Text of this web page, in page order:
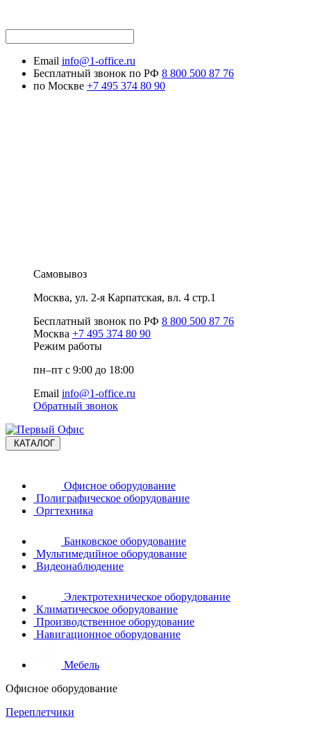
Email info@1-office.ru
Бесплатный звонок по РФ 8 800 500 87 76
по Москве +7 495 374 80 90
Самовывоз
Москва, ул. 2-я Карпатская, вл. 4 стр.1
Бесплатный звонок по РФ 8 800 500 87 76
Москва +7 495 374 80 90
Режим работы
пн–пт с 9:00 до 18:00
Email info@1-office.ru
Обратный звонок
КАТАЛОГ
Офисное оборудование
Полиграфическое оборудование
Оргтехника
Банковское оборудование
Мультимедийное оборудование
Видеонаблюдение
Электротехническое оборудование
Климатическое оборудование
Производственное оборудование
Навигационное оборудование
Мебель
Офисное оборудование
Переплетчики